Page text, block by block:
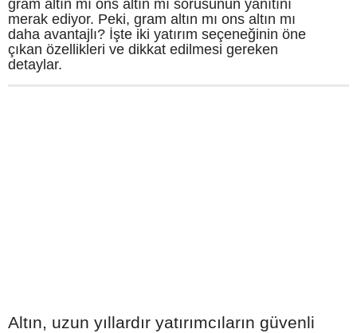
gram altın mı ons altın mı sorusunun yanıtını
merak ediyor. Peki, gram altın mı ons altın mı
daha avantajlı? İşte iki yatırım seçeneğinin öne
çıkan özellikleri ve dikkat edilmesi gereken
detaylar.
Altın, uzun yıllardır yatırımcıların güvenli